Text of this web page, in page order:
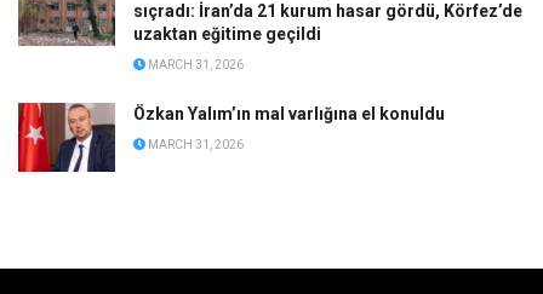
sıçradı: İran’da 21 kurum hasar gördü, Körfez’de
uzaktan eğitime geçildi
MARCH 31, 2026
Özkan Yalım’ın mal varlığına el konuldu
MARCH 31, 2026